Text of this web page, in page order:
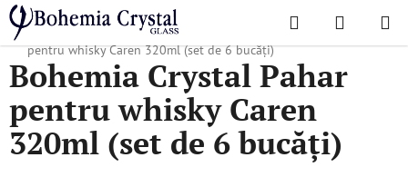
Treci
conținut
Căutare
DE
Acasă
/ Colecții populare / Toate produsele
Bohemia Crystal Pahar
pentru whisky Caren 320ml (set de 6 bucăți)
Bohemia Crystal Pahar
pentru whisky Caren
320ml (set de 6 bucăți)